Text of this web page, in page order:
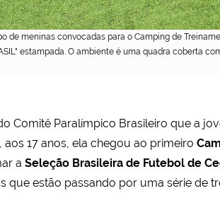
de meninas convocadas para o Camping de
estampada. O ambiente é uma quadra coberta
Comitê Paralímpico Brasileiro que a
17 anos, ela chegou ao primeiro
a Seleção Brasileira de Futebol de
que estão passando por uma série de